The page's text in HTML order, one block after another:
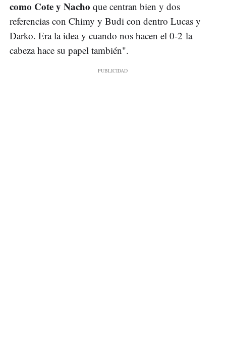
como Cote y Nacho que centran bien y dos
referencias con Chimy y Budi con dentro Lucas y
Darko. Era la idea y cuando nos hacen el 0-2 la
cabeza hace su papel también".